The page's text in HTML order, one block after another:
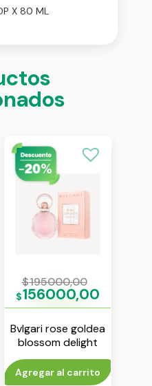
X 80 ML
$195000,00
$156000,00
Bvlgari rose goldea
blossom delight
edt 75 ml
Agregar al carrito